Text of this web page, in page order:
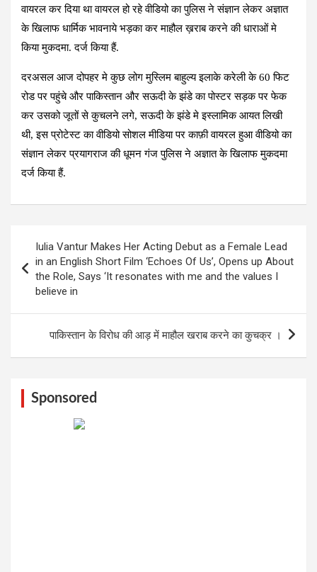
वायरल कर दिया था वायरल हो रहे वीडियो का पुलिस ने संज्ञान लेकर अज्ञात
के खिलाफ धार्मिक भावनाये भड़का कर माहौल ख़राब करने की धाराओं मे
किया मुकदमा. दर्ज किया हैं.
दरअसल आज दोपहर मे कुछ लोग मुस्लिम बाहुल्य इलाके करेली के 60 फिट
रोड पर पहुंचे और पाकिस्तान और सऊदी के झंडे का पोस्टर सड़क पर फेक
कर उसको जूतों से कुचलने लगे, सऊदी के झंडे मे इस्लामिक आयत लिखी
थी, इस प्रोटेस्ट का वीडियो सोशल मीडिया पर काफ़ी वायरल हुआ वीडियो का
संज्ञान लेकर प्रयागराज की धूमन गंज पुलिस ने अज्ञात के खिलाफ मुकदमा
दर्ज किया हैं.
navigation
Iulia Vantur Makes Her Acting Debut as a Female Lead
in an English Short Film ‘Echoes Of Us’, Opens up About
the Role, Says ‘It resonates with me and the values I
believe in
पाकिस्तान के विरोध की आड़ में माहौल खराब करने का कुचक्र ।
Sponsored